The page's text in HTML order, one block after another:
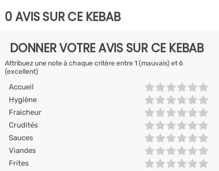
0 AVIS SUR CE KEBAB
DONNER VOTRE AVIS SUR CE KEBAB
Attribuez une note à chaque critère entre 1 (mauvais) et 6
(excellent)
Accueil
Hygiène
Fraicheur
Crudités
Sauces
Viandes
Frites